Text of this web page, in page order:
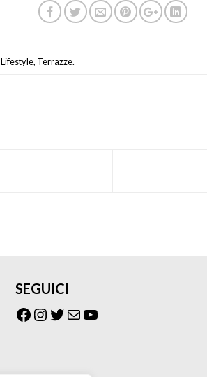
Lifestyle, Terrazze.
SEGUICI
Facebook
Instagram
Twitter
EmailYouTube